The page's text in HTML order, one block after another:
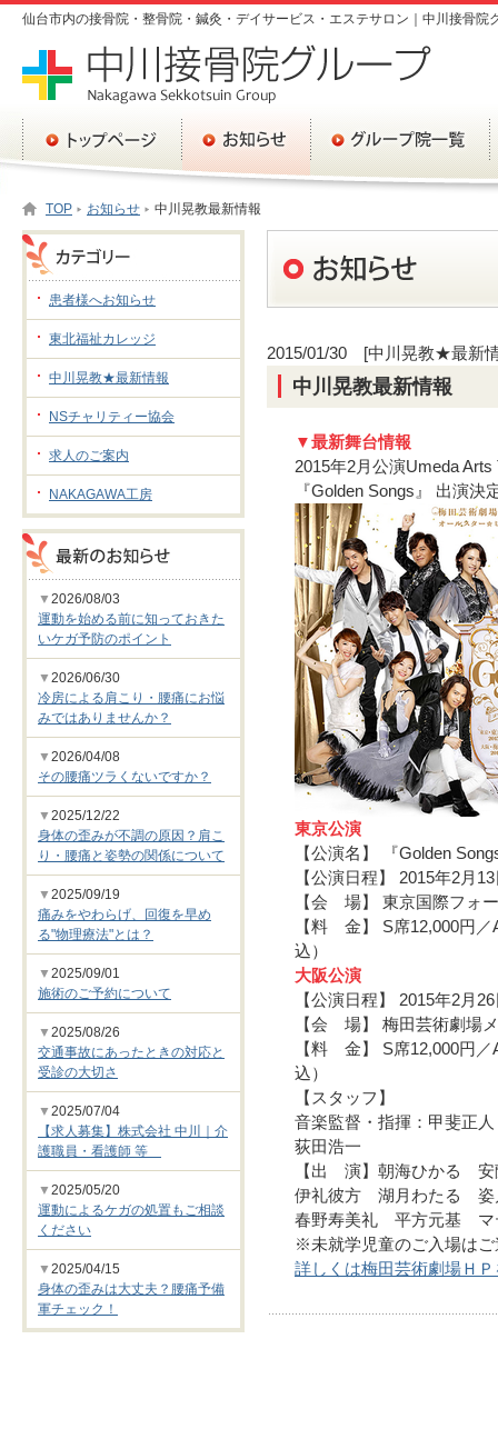
仙台市内の接骨院・整骨院・鍼灸・デイサービス・エステサロン｜中川接骨院
TOP お知らせ 中川晃教最新情報
2015/01/30 [中川晃教★最新
中川晃教最新情報
▼最新舞台情報
2015年2月公演Umeda
『Golden Songs』 出演決
東京公演
【公演名】 『Golden
【公演日程】 2015年2月
【会 場】 東京国際フォ
【料 金】 S席12,000円／
込）
大阪公演
【公演日程】 2015年2月
【会 場】 梅田芸術劇場
【料 金】 S席12,000円／
込）
【スタッフ】
音楽監督・指揮：甲斐正
荻田浩一
【出 演】朝海ひかる
伊礼彼方 湖月わたる
春野寿美礼 平方元基 マ
※未就学児童のご入場は
詳しくは梅田芸術劇場Ｈ
患者様へお知らせ
東北福祉カレッジ
中川晃教★最新情報
NSチャリティー協会
求人のご案内
NAKAGAWA工房
▼ 2026/08/03
運動を始める前に知っておきた
いケガ予防のポイント
▼ 2026/06/30
冷房による肩こり・腰痛にお悩
みではありませんか？
▼ 2026/04/08
その腰痛ツラくないですか？
▼ 2025/12/22
身体の歪みが不調の原因？肩こ
り・腰痛と姿勢の関係について
▼ 2025/09/19
痛みをやわらげ、回復を早め
る"物理療法"とは？
▼ 2025/09/01
施術のご予約について
▼ 2025/08/26
交通事故にあったときの対応と
受診の大切さ
▼ 2025/07/04
【求人募集】株式会社 中川｜介
護職員・看護師 等
▼ 2025/05/20
運動によるケガの処置もご相談
ください
▼ 2025/04/15
身体の歪みは大丈夫？腰痛予備
軍チェック！